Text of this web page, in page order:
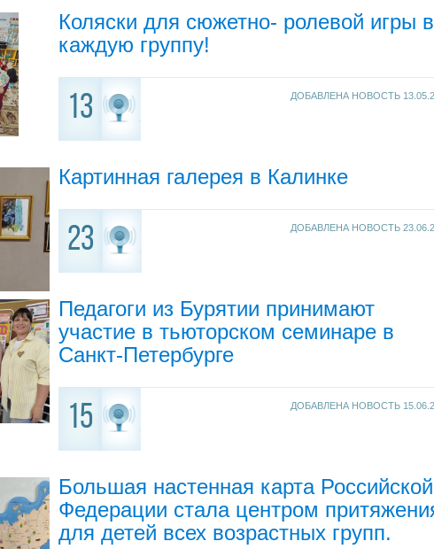
Коляски для сюжетно- ролевой игры в
каждую группу!
13 ДОБАВЛЕНА НОВОСТЬ
Картинная галерея в Калинке
23 ДОБАВЛЕНА НОВОСТЬ
Педагоги из Бурятии принимают
участие в тьюторском семинаре в
Санкт-Петербурге
15 ДОБАВЛЕНА НОВОСТЬ
Большая настенная карта Российской
Федерации стала центром
для детей всех возрастных групп.